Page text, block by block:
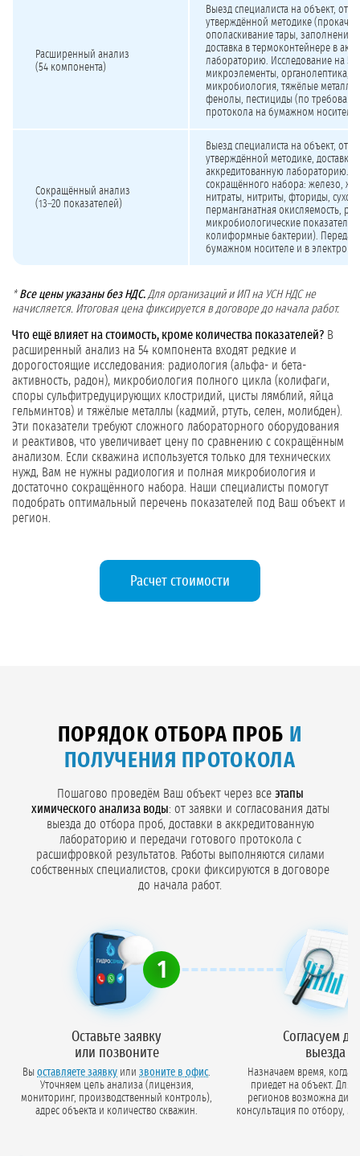
Расширенный анализ
(54 компонента)
Выезд специалиста на объект,
утверждённой методике
ополаскивание тары, заполнение
доставка в термоконтейнере в
лабораторию. Исследование на 54
микроэлементы, органолептика,
микробиология, тяжёлые
фенолы, пестициды (по
протокола на бумажном носителе
Сокращённый анализ
(13–20 показателей)
Выезд специалиста на объект,
утверждённой методике, доставка
аккредитованную лабораторию.
сокращённого набора: железо,
нитраты, нитриты, фториды, сухой
перманганатная окисляемость,
микробиологические
колиформные бактерии).
бумажном носителе и в
* Все цены указаны без НДС. Для организаций и ИП на УСН НДС не
начисляется. Итоговая цена фиксируется в договоре до начала работ.
Что ещё влияет на стоимость, кроме количества показателей? В
расширенный анализ на 54 компонента входят редкие и
дорогостоящие исследования: радиология (альфа- и бета-
активность, радон), микробиология полного цикла (колифаги,
споры сульфитредуцирующих клостридий, цисты лямблий, яйца
гельминтов) и тяжёлые металлы (кадмий, ртуть, селен, молибден).
Эти показатели требуют сложного лабораторного оборудования
и реактивов, что увеличивает цену по сравнению с сокращённым
анализом. Если скважина используется только для технических
нужд, Вам не нужны радиология и полная микробиология и
достаточно сокращённого набора. Наши специалисты помогут
подобрать оптимальный перечень показателей под Ваш объект и
регион.
Расчет стоимости
ПОРЯДОК ОТБОРА ПРОБ И
ПОЛУЧЕНИЯ ПРОТОКОЛА
Пошагово проведём Ваш объект через все этапы
химического анализа воды: от заявки и согласования даты
выезда до отбора проб, доставки в аккредитованную
лабораторию и передачи готового протокола с
расшифровкой результатов. Работы выполняются силами
собственных специалистов, сроки фиксируются в договоре
до начала работ.
1
Оставьте заявку
или позвоните
Вы оставляете заявку или звоните в офис.
Уточняем цель анализа (лицензия,
мониторинг, производственный контроль),
адрес объекта и количество скважин.
Согласуем
выезда
Назначаем время, когда
приедет на объект. Для
регионов возможна дистанционная
консультация по отбору,